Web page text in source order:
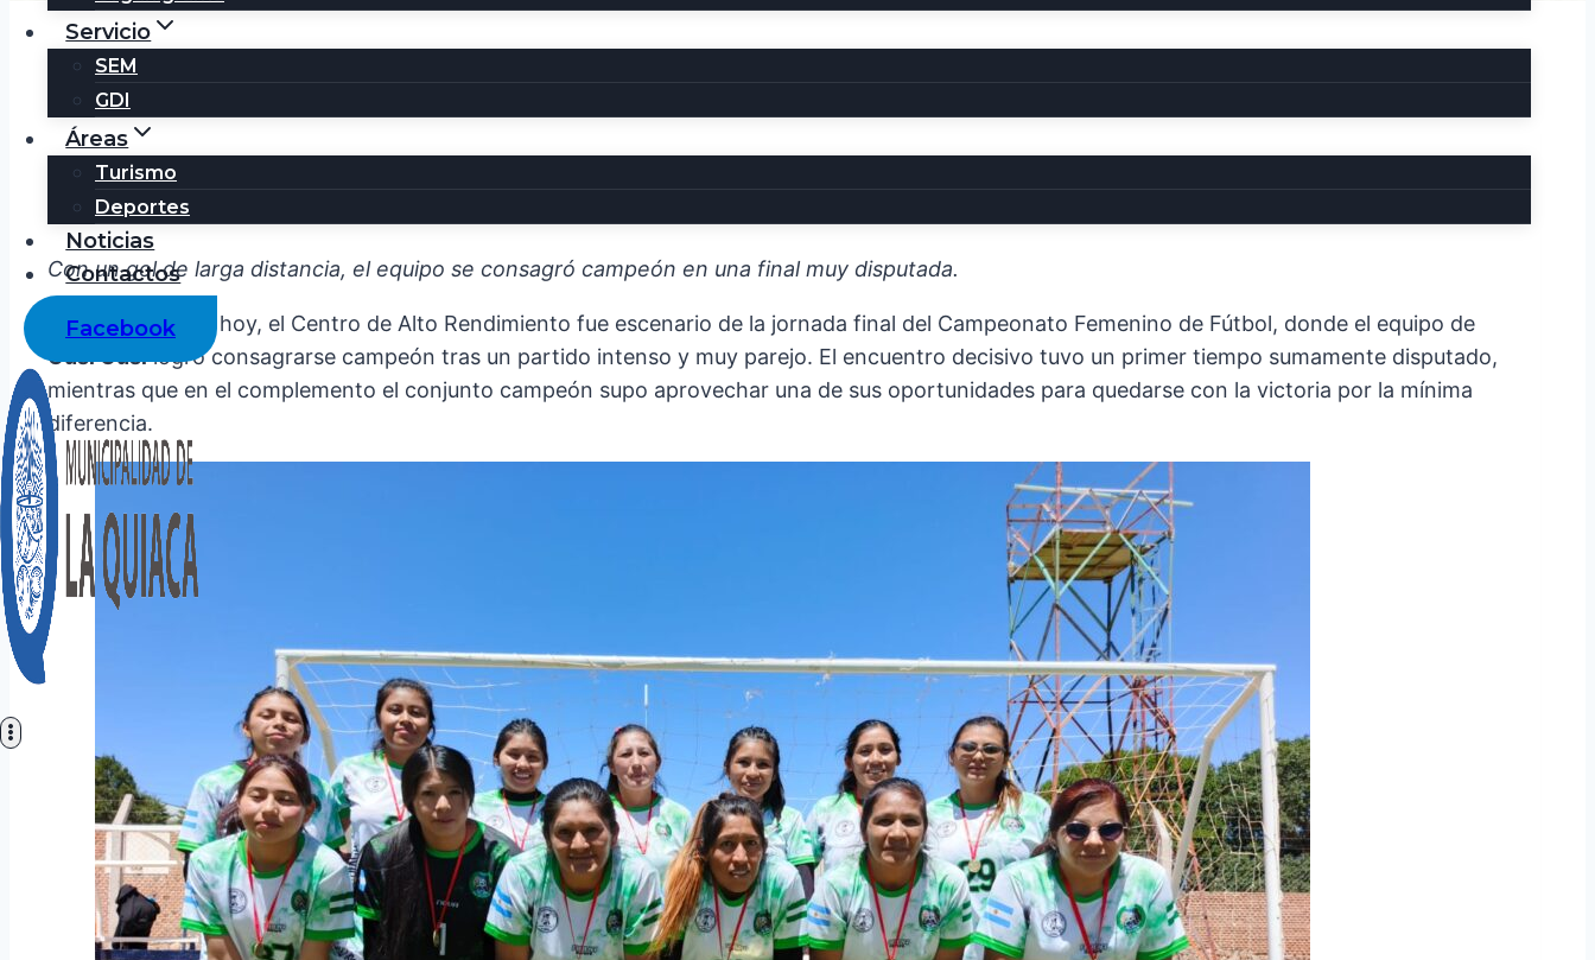
Servicio
SEM
GDI
Áreas
Turismo
Deportes
Noticias
Contactos
Facebook
Cusi Cusi se quedó con el título del Campeonato Femenino de Fútbol
Con un gol de larga distancia, el equipo se consagró campeón en una final muy disputada.
En la mañana de hoy, el Centro de Alto Rendimiento fue escenario de la jornada final del Campeonato Femenino de Fútbol, donde el equipo de
Cusi Cusilogró consagrarse campeón tras un partido intenso y muy parejo. El encuentro decisivo tuvo un primer tiempo sumamente disputado,
mientras que en el complemento el conjunto campeón supo aprovechar una de sus oportunidades para quedarse con la victoria por la mínima
diferencia.